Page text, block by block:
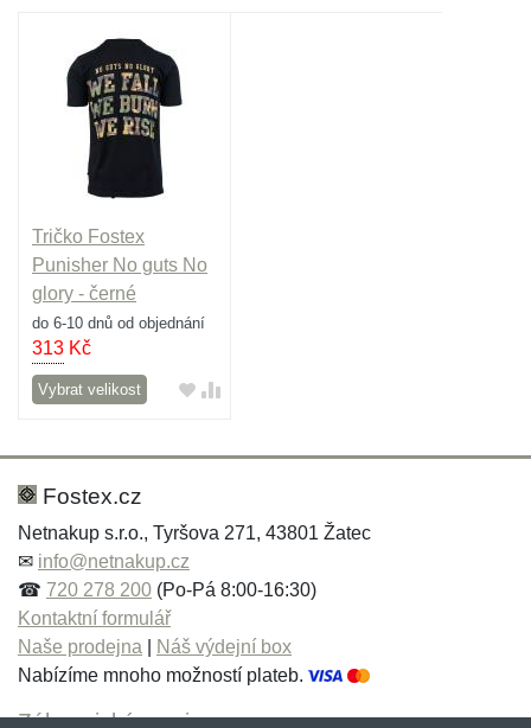
Tričko Fostex
Punisher No guts No
glory - černé
do 6-10 dnů od objednání
313 Kč
Vybrat velikost
Fostex.cz
Netnakup s.r.o., Tyršova 271, 43801 Žatec
✉ info@netnakup.cz
☎ 720 278 200 (Po-Pá 8:00-16:30)
Kontaktní formulář
Naše prodejna
Náš výdejní box
Nabízíme mnoho možností plateb.
Zákaznický servis